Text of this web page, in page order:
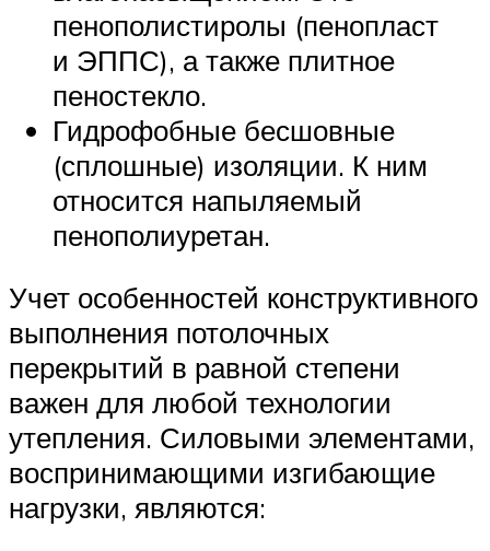
пенополистиролы (пенопласт
и ЭППС), а также плитное
пеностекло.
Гидрофобные бесшовные
(сплошные) изоляции. К ним
относится напыляемый
пенополиуретан.
Учет особенностей конструктивного
выполнения потолочных
перекрытий в равной степени
важен для любой технологии
утепления. Силовыми элементами,
воспринимающими изгибающие
нагрузки, являются: